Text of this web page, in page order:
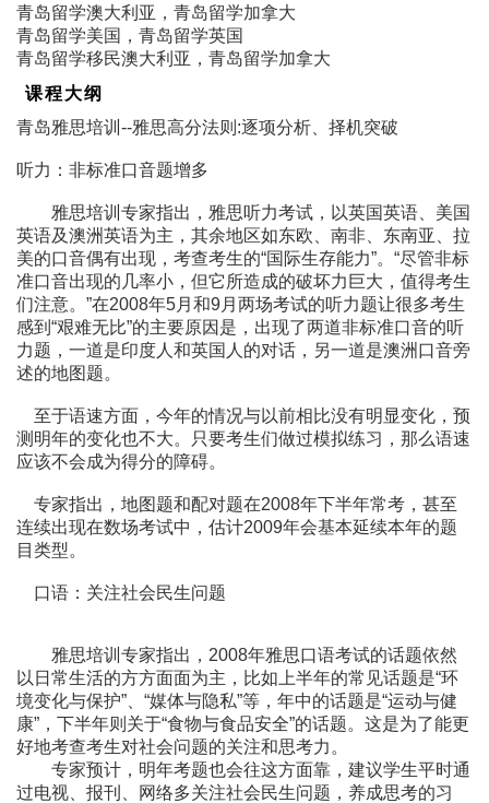
青岛留学澳大利亚，青岛留学加拿大
青岛留学美国，青岛留学英国
青岛留学移民澳大利亚，青岛留学加拿大
课程大纲
青岛雅思培训--雅思高分法则:逐项分析、择机突破
听力：非标准口音题增多
雅思培训专家指出，雅思听力考试，以英国英语、美国
英语及澳洲英语为主，其余地区如东欧、南非、东南亚、拉
美的口音偶有出现，考查考生的“国际生存能力”。“尽管非标
准口音出现的几率小，但它所造成的破坏力巨大，值得考生
们注意。”在2008年5月和9月两场考试的听力题让很多考生
感到“艰难无比”的主要原因是，出现了两道非标准口音的听
力题，一道是印度人和英国人的对话，另一道是澳洲口音旁
述的地图题。
至于语速方面，今年的情况与以前相比没有明显变化，预
测明年的变化也不大。只要考生们做过模拟练习，那么语速
应该不会成为得分的障碍。
专家指出，地图题和配对题在2008年下半年常考，甚至
连续出现在数场考试中，估计2009年会基本延续本年的题
目类型。
口语：关注社会民生问题
雅思培训专家指出，2008年雅思口语考试的话题依然
以日常生活的方方面面为主，比如上半年的常见话题是“环
境变化与保护”、“媒体与隐私”等，年中的话题是“运动与健
康”，下半年则关于“食物与食品安全”的话题。这是为了能更
好地考查考生对社会问题的关注和思考力。
专家预计，明年考题也会往这方面靠，建议学生平时通
过电视、报刊、网络多关注社会民生问题，养成思考的习